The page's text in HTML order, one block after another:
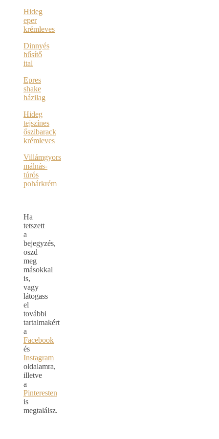
Hideg
eper
krémleves
Dinnyés
hűsítő
ital
Epres
shake
házilag
Hideg
tejszínes
őszibarack
krémleves
Villámgyors
málnás-
túrós
pohárkrém
Ha
tetszett
a
bejegyzés,
oszd
meg
másokkal
is,
vagy
látogass
el
további
tartalmakért
a
Facebook
és
Instagram
oldalamra,
illetve
a
Pinteresten
is
megtalálsz.